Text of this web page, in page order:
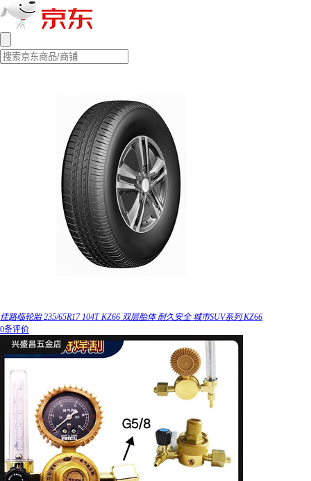
佳路临轮胎 235/65R17 104T KZ66 双层胎体 耐久安全 城市SUV系列 KZ66
0条评价